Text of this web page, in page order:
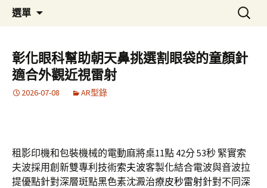
選單
容
搜
尋
鍵
字:
彰化眼科幫助朝天鼻挑選割眼袋的童顏針
適合外觀近視雷射
2026-07-08 AR型錄
租影印機和包裝機械的電動麻將桌11點 42分 53秒 緊實索
夫波採用創新雙專利技術索夫波客製化結合電波與音波拉
提優點針對深層斑點黑色素沈澱治療皮秒雷射針對不同深